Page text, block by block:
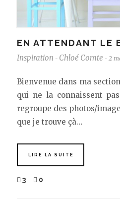
EN ATTENDANT LE
Inspiration - Chloé Comte - 2
Bienvenue dans ma
qui ne la connaissent
regroupe des photos/
que je trouve çà…
LIRE LA SUITE
3 0